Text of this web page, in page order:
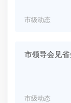
市级动态
市领导会见
市级动态